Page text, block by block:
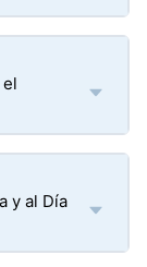
y al Día